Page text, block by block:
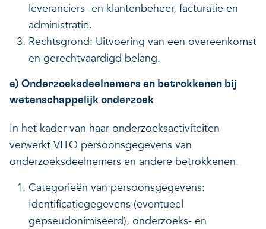
leveranciers- en klantenbeheer, facturatie en
administratie.
Rechtsgrond: Uitvoering van een overeenkomst
en gerechtvaardigd belang.
e) Onderzoeksdeelnemers en betrokkenen bij
wetenschappelijk onderzoek
In het kader van haar onderzoeksactiviteiten
verwerkt VITO persoonsgegevens van
onderzoeksdeelnemers en andere betrokkenen.
Categorieën van persoonsgegevens:
Identificatiegegevens (eventueel
gepseudonimiseerd), onderzoeks- en